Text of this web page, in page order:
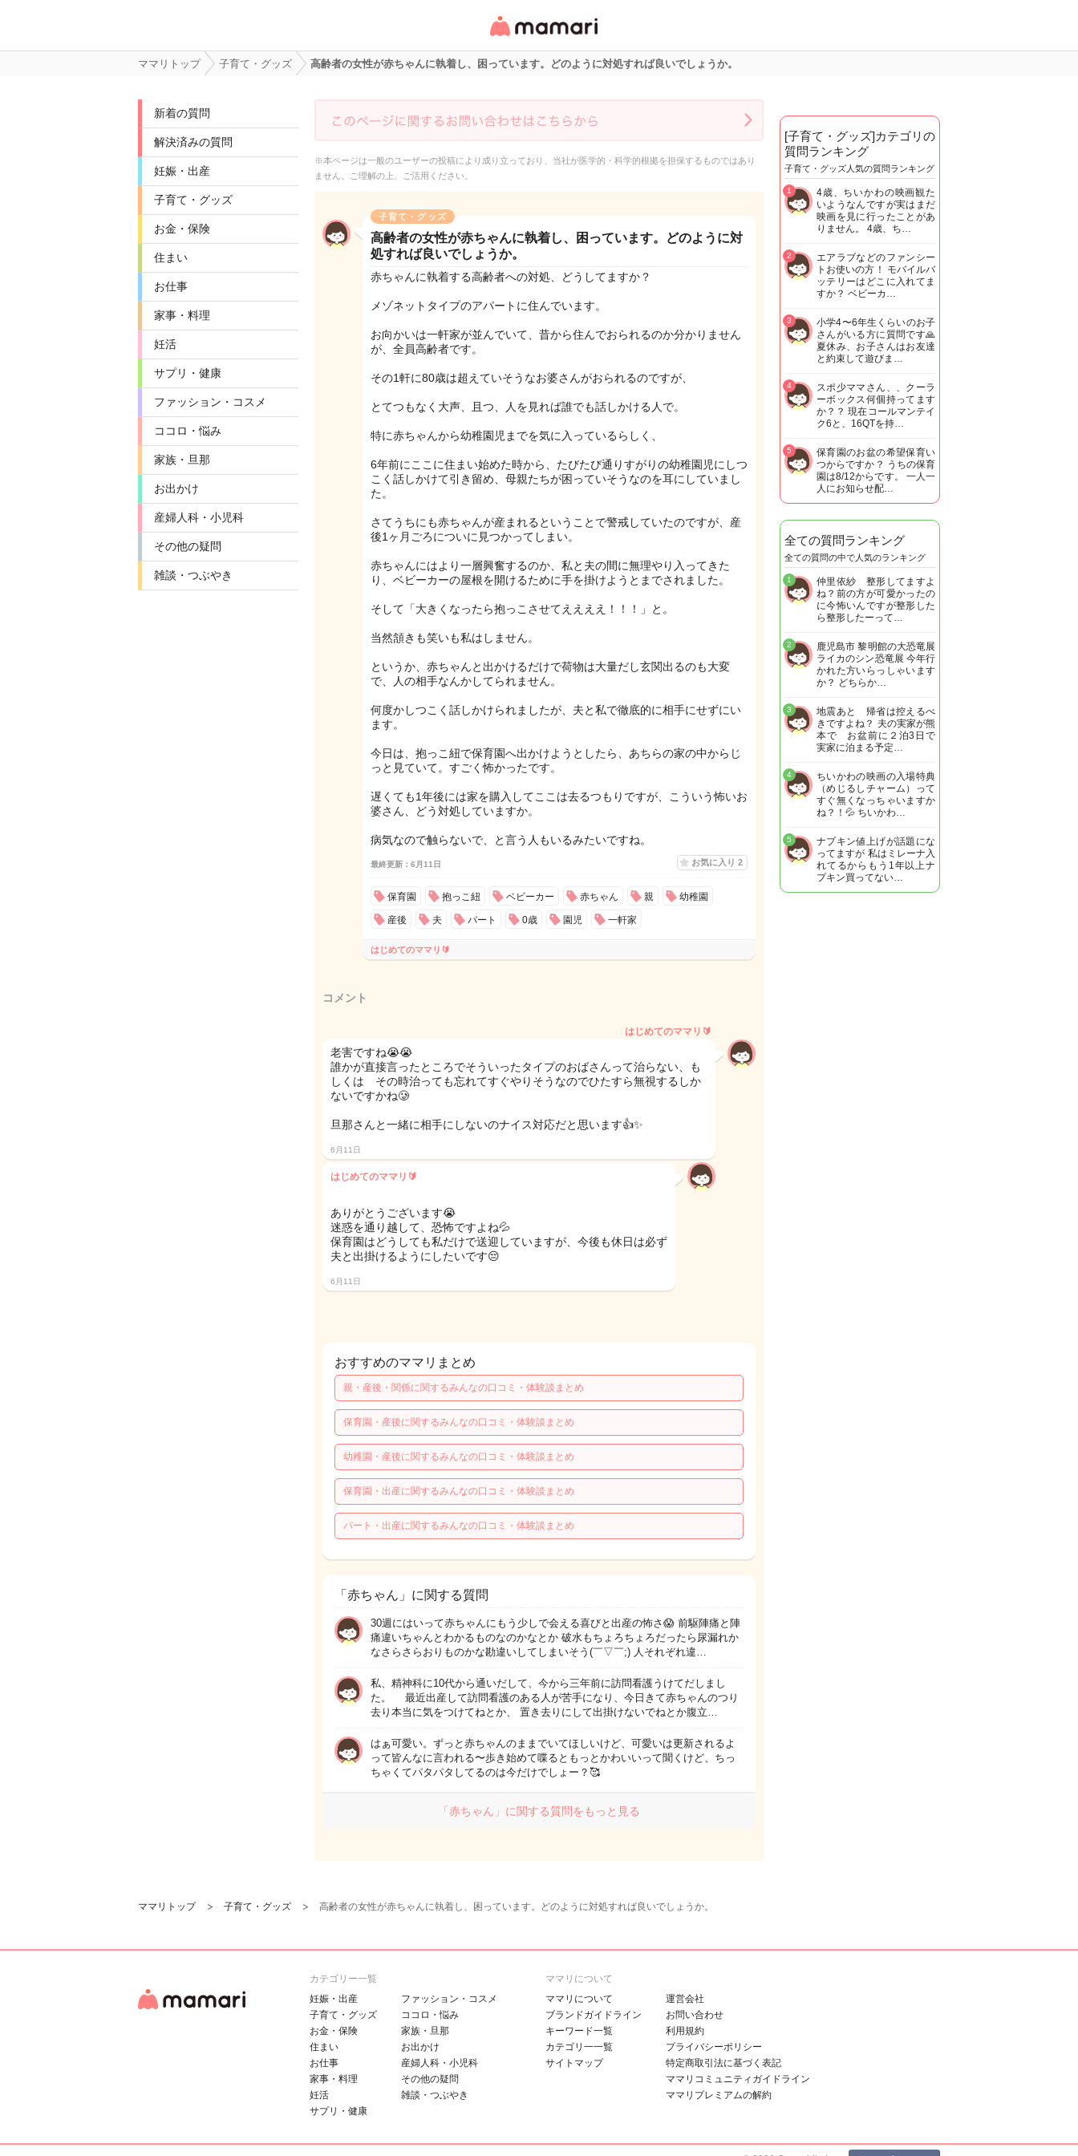
リ・情報サイト
ママリトップ 子育て・グッズ 高齢者の女性が赤ちゃんに執着し、困っています。どのように対処すれば良いでしょうか。
新着の質問
解決済みの質問
妊娠・出産
子育て・グッズ
お金・保険
住まい
お仕事
家事・料理
妊活
サプリ・健康
ファッション・コスメ
ココロ・悩み
家族・旦那
お出かけ
産婦人科・小児科
その他の疑問
雑談・つぶやき
※本ページは一般のユーザーの投稿により成り立っており、当社が医学的・科学的根拠を担保するものではあり
ません。ご理解の上、ご活用ください。
子育て・グッズ
高齢者の女性が赤ちゃんに執着し、困っています。どのように対
処すれば良いでしょうか。
赤ちゃんに執着する高齢者への対処、どうしてますか？
メゾネットタイプのアパートに住んでいます。
お向かいは一軒家が並んでいて、昔から住んでおられるのか分かりません
が、全員高齢者です。
その1軒に80歳は超えていそうなお婆さんがおられるのですが、
とてつもなく大声、且つ、人を見れば誰でも話しかける人で。
特に赤ちゃんから幼稚園児までを気に入っているらしく、
6年前にここに住まい始めた時から、たびたび通りすがりの幼稚園児にしつ
こく話しかけて引き留め、母親たちが困っていそうなのを耳にしていまし
た。
さてうちにも赤ちゃんが産まれるということで警戒していたのですが、産
後1ヶ月ごろについに見つかってしまい。
赤ちゃんにはより一層興奮するのか、私と夫の間に無理やり入ってきた
り、ベビーカーの屋根を開けるために手を掛けようとまでされました。
そして「大きくなったら抱っこさせてええええ！！！」と。
当然頷きも笑いも私はしません。
というか、赤ちゃんと出かけるだけで荷物は大量だし玄関出るのも大変
で、人の相手なんかしてられません。
何度かしつこく話しかけられましたが、夫と私で徹底的に相手にせずにい
ます。
今日は、抱っこ紐で保育園へ出かけようとしたら、あちらの家の中からじ
っと見ていて。すごく怖かったです。
遅くても1年後には家を購入してここは去るつもりですが、こういう怖いお
婆さん、どう対処していますか。
病気なので触らないで、と言う人もいるみたいですね。
最終更新：6月11日 お気に入り 2
保育園 抱っこ紐 ベビーカー 赤ちゃん 親 幼稚園
産後 夫 パート 0歳 園児 一軒家
はじめてのママリ🔰
コメント
はじめてのママリ🔰
老害ですね😭😭
誰かが直接言ったところでそういったタイプのおばさんって治らない、も
しくは その時治っても忘れてすぐやりそうなのでひたすら無視するしか
ないですかね🥲
旦那さんと一緒に相手にしないのナイス対応だと思います👍✨️
6月11日
はじめてのママリ🔰
ありがとうございます😭
迷惑を通り越して、恐怖ですよね💦
保育園はどうしても私だけで送迎していますが、今後も休日は必ず
夫と出掛けるようにしたいです😔
6月11日
おすすめのママリまとめ
親・産後・関係に関するみんなの口コミ・体験談まとめ
保育園・産後に関するみんなの口コミ・体験談まとめ
幼稚園・産後に関するみんなの口コミ・体験談まとめ
保育園・出産に関するみんなの口コミ・体験談まとめ
パート・出産に関するみんなの口コミ・体験談まとめ
「赤ちゃん」に関する質問
30週にはいって赤ちゃんにもう少しで会える喜びと出産の怖さ😱 前駆陣痛と陣
痛違いちゃんとわかるものなのかなとか 破水もちょろちょろだったら尿漏れか
なさらさらおりものかな勘違いしてしまいそう(￣▽￣;) 人それぞれ違…
私、精神科に10代から通いだして、今から三年前に訪問看護うけてだしまし
た。 最近出産して訪問看護のある人が苦手になり、今日きて赤ちゃんのつり
去り本当に気をつけてねとか、 置き去りにして出掛けないでねとか腹立…
はぁ可愛い。ずっと赤ちゃんのままでいてほしいけど、可愛いは更新されるよ
って皆んなに言われる〜歩き始めて喋るともっとかわいいって聞くけど、ちっ
ちゃくてパタパタしてるのは今だけでしょー？🥰
「赤ちゃん」に関する質問をもっと見る
[子育て・グッズ]カテゴリの
質問ランキング
子育て・グッズ人気の質問ランキング
4歳、ちいかわの映画観た
いようなんですが実はまだ
映画を見に行ったことがあ
りません。 4歳、ち…
1
エアラブなどのファンシー
トお使いの方！ モバイルバ
ッテリーはどこに入れてま
すか？ ベビーカ…
2
小学4〜6年生くらいのお子
さんがいる方に質問です🙏
夏休み、お子さんはお友達
と約束して遊びま…
3
スポ少ママさん、、クーラ
ーボックス何個持ってます
か？？ 現在コールマンテイ
ク6と、16QTを持…
4
保育園のお盆の希望保育い
つからですか？ うちの保育
園は8/12からです。 一人一
人にお知らせ配…
5
全ての質問ランキング
全ての質問の中で人気のランキング
仲里依紗 整形してますよ
ね？前の方が可愛かったの
に今怖いんですが整形した
ら整形したーって…
1
鹿児島市 黎明館の大恐竜展
ライカのシン恐竜展 今年行
かれた方いらっしゃいます
か？ どちらか…
2
地震あと 帰省は控えるべ
きですよね？ 夫の実家が熊
本で お盆前に２泊3日で
実家に泊まる予定…
3
ちいかわの映画の入場特典
（めじるしチャーム）って
すぐ無くなっちゃいますか
ね？！💦 ちいかわ…
4
ナプキン値上げが話題にな
ってますが 私はミレーナ入
れてるからもう1年以上ナ
プキン買ってない…
5
ママリトップ 子育て・グッズ 高齢者の女性が赤ちゃんに執着し、困っています。どのように対処すれば良いでしょうか。
カテゴリー一覧
妊娠・出産
子育て・グッズ
お金・保険
住まい
お仕事
家事・料理
妊活
サプリ・健康
ファッション・コスメ
ココロ・悩み
家族・旦那
お出かけ
産婦人科・小児科
その他の疑問
雑談・つぶやき
ママリについて
ママリについて
ブランドガイドライン
キーワード一覧
カテゴリ一一覧
サイトマップ
運営会社
お問い合わせ
利用規約
プライバシーポリシー
特定商取引法に基づく表記
ママリコミュニティガイドライン
ママリプレミアムの解約